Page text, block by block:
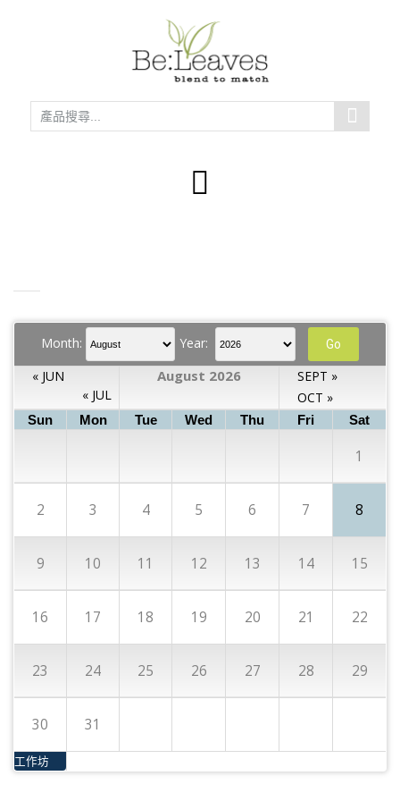
Month:
Year:
« JUN
« JUL
August 2026
SEPT »
OCT »
Sun Mon Tue Wed Thu Fri Sat
1
2 3 4 5 6 7 8
9 10 11 12 13 14 15
16 17 18 19 20 21 22
23 24 25 26 27 28 29
30 31
工作坊